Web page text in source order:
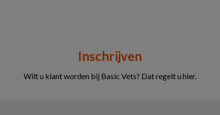
Inschrijven
Wilt u klant worden bij Basic Vets? Dat regelt u hier.